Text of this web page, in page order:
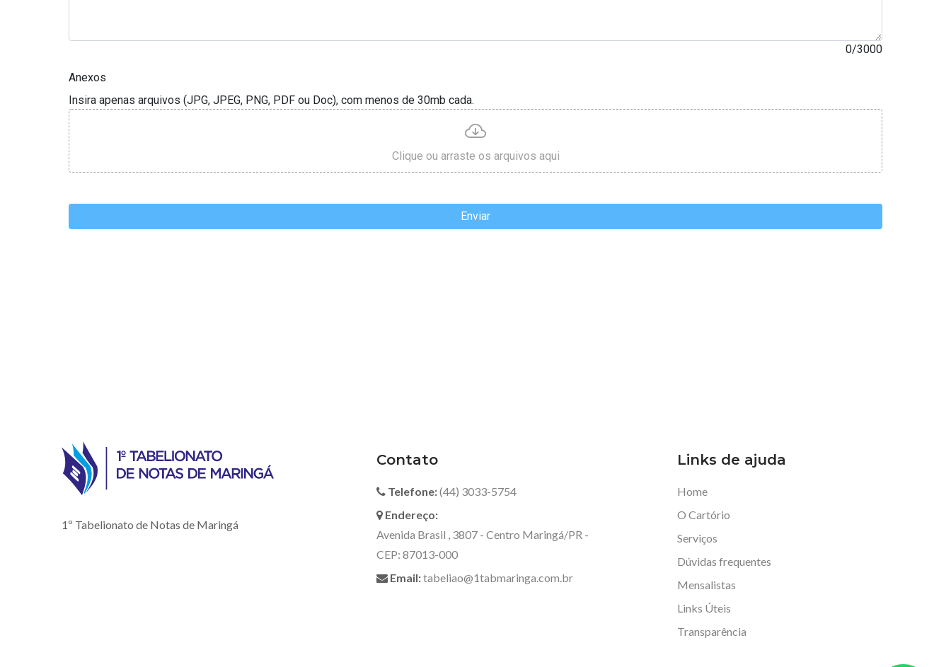
1º Tabelionato de Notas de Maringá
Contato
Telefone:(44) 3033-5754
Endereço:
Avenida Brasil , 3807 - Centro Maringá/PR -
CEP: 87013-000
Email:tabeliao@1tabmaringa.com.br
Links de ajuda
Home
O Cartório
Serviços
Dúvidas frequentes
Mensalistas
Links Úteis
Transparência